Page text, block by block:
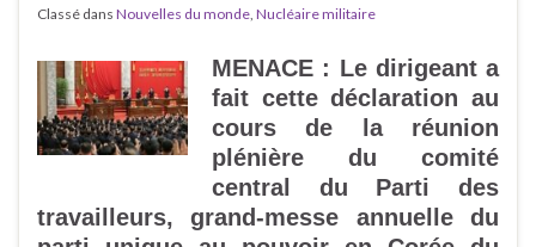
Classé dans Nouvelles du monde, Nucléaire militaire
MENACE : Le dirigeant a
fait cette déclaration au
cours de la réunion
plénière du comité
central du Parti des
travailleurs, grand-messe annuelle du